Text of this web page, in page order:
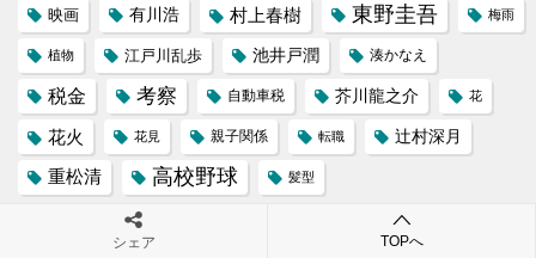
映画 有川浩 村上春樹 東野圭吾 梅雨
植物 江戸川乱歩 池井戸潤 湊かなえ
税金 考察 自動車税 芥川龍之介 花
花火 花見 親子関係 転職 辻村深月
重松清 高校野球 髪型
シェア TOPへ